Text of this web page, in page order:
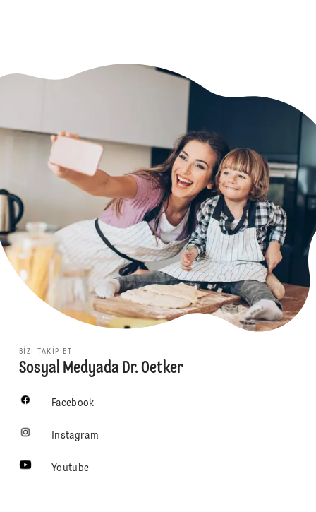
BIZI TAKIP ET
Sosyal Medyada Dr. Oetker
Facebook
Instagram
Youtube